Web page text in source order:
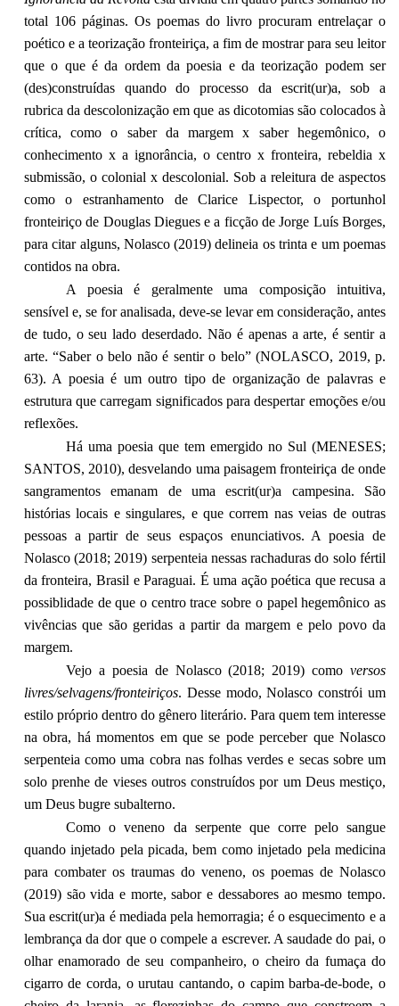
total 106 páginas. Os poemas do livro procuram entrelaçar o
poético e a teorização fronteiriça, a fim de mostrar para seu leitor
que o que é da ordem da poesia e da teorização podem ser
(des)construídas quando do processo da escrit(ur)a, sob a
rubrica da descolonização em que as dicotomias são colocados à
crítica, como o saber da margem x saber hegemônico, o
conhecimento x a ignorância, o centro x fronteira, rebeldia x
submissão, o colonial x descolonial. Sob a releitura de aspectos
como o estranhamento de Clarice Lispector, o portunhol
fronteiriço de Douglas Diegues e a ficção de Jorge Luís Borges,
para citar alguns, Nolasco (2019) delineia os trinta e um poemas
contidos na obra.
A poesia é geralmente uma composição intuitiva,
sensível e, se for analisada, deve-se levar em consideração, antes
de tudo, o seu lado deserdado. Não é apenas a arte, é sentir a
arte. “Saber o belo não é sentir o belo” (NOLASCO, 2019, p.
63). A poesia é um outro tipo de organização de palavras e
estrutura que carregam significados para despertar emoções e/ou
reflexões.
Há uma poesia que tem emergido no Sul (MENESES;
SANTOS, 2010), desvelando uma paisagem fronteiriça de onde
sangramentos emanam de uma escrit(ur)a campesina. São
histórias locais e singulares, e que correm nas veias de outras
pessoas a partir de seus espaços enunciativos. A poesia de
Nolasco (2018; 2019) serpenteia nessas rachaduras do solo fértil
da fronteira, Brasil e Paraguai. É uma ação poética que recusa a
possiblidade de que o centro trace sobre o papel hegemônico as
vivências que são geridas a partir da margem e pelo povo da
margem.
Vejo a poesia de Nolasco (2018; 2019) como versos
livres/selvagens/fronteiriços. Desse modo, Nolasco constrói um
estilo próprio dentro do gênero literário. Para quem tem interesse
na obra, há momentos em que se pode perceber que Nolasco
serpenteia como uma cobra nas folhas verdes e secas sobre um
solo prenhe de vieses outros construídos por um Deus mestiço,
um Deus bugre subalterno.
Como o veneno da serpente que corre pelo sangue
quando injetado pela picada, bem como injetado pela medicina
para combater os traumas do veneno, os poemas de Nolasco
(2019) são vida e morte, sabor e dessabores ao mesmo tempo.
Sua escrit(ur)a é mediada pela hemorragia; é o esquecimento e a
lembrança da dor que o compele a escrever. A saudade do pai, o
olhar enamorado de seu companheiro, o cheiro da fumaça do
cigarro de corda, o urutau cantando, o capim barba-de-bode, o